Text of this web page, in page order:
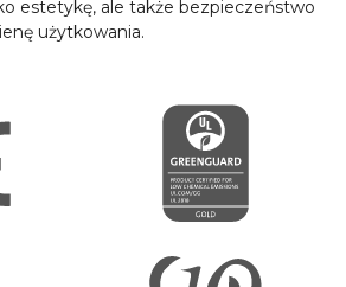
estetykę, ale także bezpieczeństwo
użytkowania.